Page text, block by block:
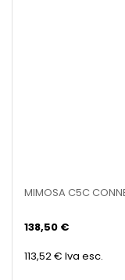
MIMOSA C5C
138,50 €
113,52 € Iva esc.